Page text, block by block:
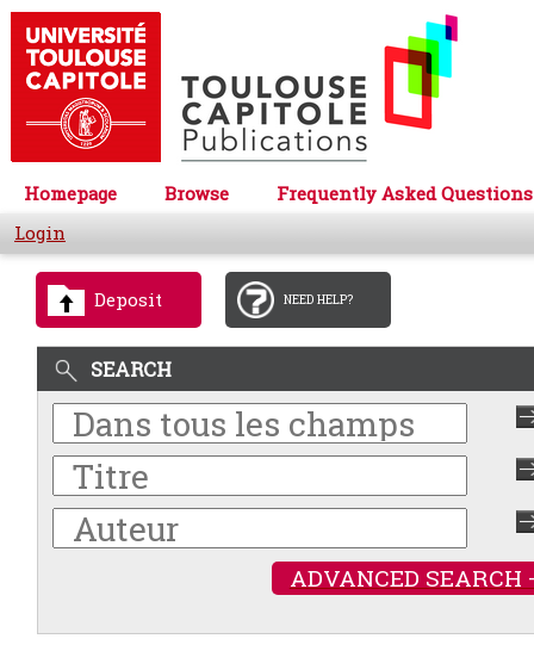
Homepage Browse
Frequently Asked Questions
Login
Deposit NEED HELP?
SEARCH
ADVANCED SEARCH